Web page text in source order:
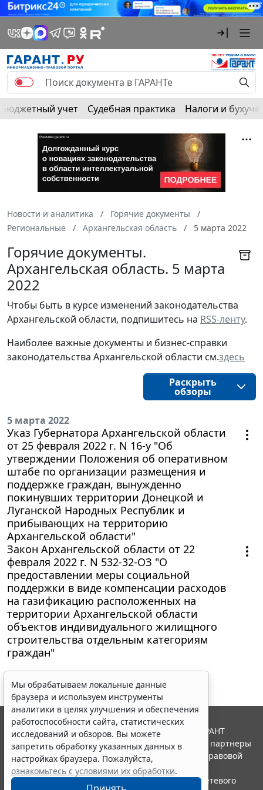
Бюджетный учет Судебная практика Налоги и
Новости и аналитика
Горячие документы
Региональные
Архангельская область 5 марта 2022
Горячие документы.
Архангельская область. 5 марта
2022
Чтобы быть в курсе изменений законодательства
Архангельской области, подпишитесь на RSS-ленту.
Наиболее важные документы и бизнес-справки
законодательства Архангельской области см.здесь
Раскрыть
обзоры
5 марта 2022
Указ Губернатора Архангельской области
от 25 февраля 2022 г. N 16-у "Об
утверждении Положения об оперативном
штабе по организации размещения и
поддержке граждан, вынужденно
покинувших территории Донецкой и
Луганской Народных Республик и
прибывающих на территорию
Архангельской области"
Закон Архангельской области от 22
февраля 2022 г. N 532-32-ОЗ "О
предоставлении меры социальной
поддержки в виде компенсации расходов
на газификацию расположенных на
территории Архангельской области
объектов индивидуального жилищного
строительства отдельным категориям
граждан"
Мы обрабатываем локальные данные
браузера и используем инструменты
аналитики в целях улучшения и обеспечения
работоспособности сайта, статистических
исследований и обзоров. Вы можете
запретить обработку указанных данных в
настройках браузера. Пожалуйста,
ознакомьтесь с условиями их обработки.
© ООО "НПП "ГАРАНТ-СЕРВИС", 2026. Система ГАРАНТ
выпускается с 1990 года. Компания "Гарант" и ее партнеры
являются участниками Российской ассоциации правовой
информации ГАРАНТ.
Портал ГАРАНТ.РУ зарегистрирован в качестве сетевого